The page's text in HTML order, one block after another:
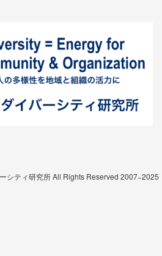
シティ研究所 All Rights Reserved 2007−2025